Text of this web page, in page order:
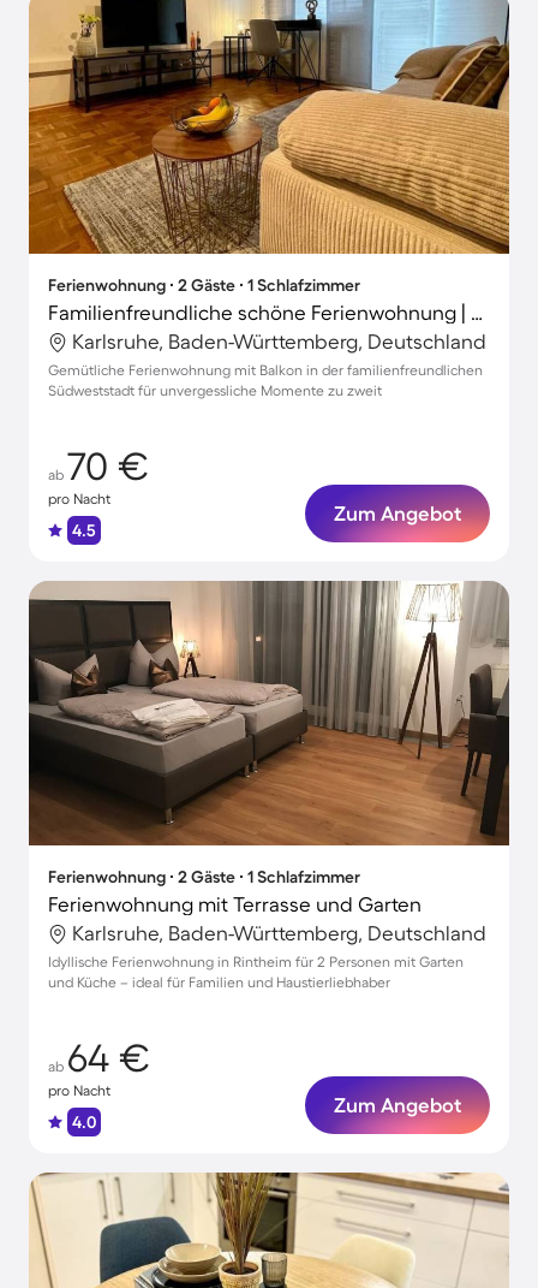
Ferienwohnung ∙ 2 Gäste ∙ 1 Schlafzimmer
Familienfreundliche schöne Ferienwohnung | Stadtblick | Ideal für Homeoffice
Karlsruhe, Baden-Württemberg, Deutschland
Gemütliche Ferienwohnung mit Balkon in der familienfreundlichen
Südweststadt für unvergessliche Momente zu zweit
ab 70 €
pro Nacht
4.5
Zum Angebot
Ferienwohnung ∙ 2 Gäste ∙ 1 Schlafzimmer
Ferienwohnung mit Terrasse und Garten
Karlsruhe, Baden-Württemberg, Deutschland
Idyllische Ferienwohnung in Rintheim für 2 Personen mit Garten
und Küche – ideal für Familien und Haustierliebhaber
ab 64 €
pro Nacht
4.0
Zum Angebot